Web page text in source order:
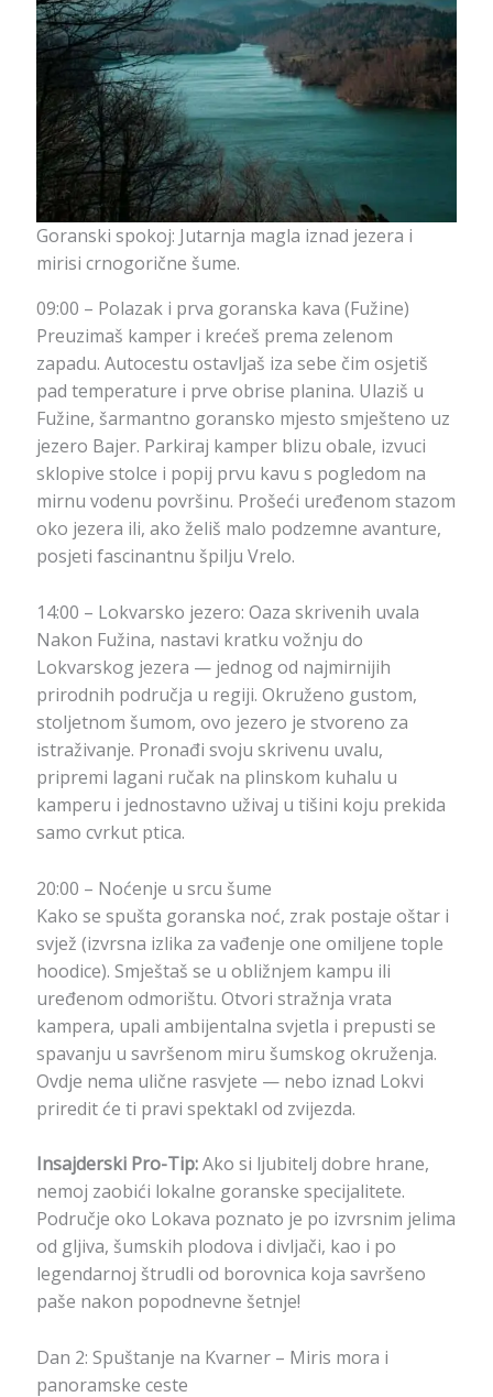
Goranski spokoj: Jutarnja magla iznad jezera i
mirisi crnogorične šume.
09:00 – Polazak i prva goranska kava (Fužine)
Preuzimaš kamper i krećeš prema zelenom
zapadu. Autocestu ostavljaš iza sebe čim osjetiš
pad temperature i prve obrise planina. Ulaziš u
Fužine, šarmantno goransko mjesto smješteno uz
jezero Bajer. Parkiraj kamper blizu obale, izvuci
sklopive stolce i popij prvu kavu s pogledom na
mirnu vodenu površinu. Prošeći uređenom stazom
oko jezera ili, ako želiš malo podzemne avanture,
posjeti fascinantnu špilju Vrelo.
14:00 – Lokvarsko jezero: Oaza skrivenih uvala
Nakon Fužina, nastavi kratku vožnju do
Lokvarskog jezera — jednog od najmirnijih
prirodnih područja u regiji. Okruženo gustom,
stoljetnom šumom, ovo jezero je stvoreno za
istraživanje. Pronađi svoju skrivenu uvalu,
pripremi lagani ručak na plinskom kuhalu u
kamperu i jednostavno uživaj u tišini koju prekida
samo cvrkut ptica.
20:00 – Noćenje u srcu šume
Kako se spušta goranska noć, zrak postaje oštar i
svjež (izvrsna izlika za vađenje one omiljene tople
hoodice). Smještaš se u obližnjem kampu ili
uređenom odmorištu. Otvori stražnja vrata
kampera, upali ambijentalna svjetla i prepusti se
spavanju u savršenom miru šumskog okruženja.
Ovdje nema ulične rasvjete — nebo iznad Lokvi
priredit će ti pravi spektakl od zvijezda.
Insajderski Pro-Tip:Ako si ljubitelj dobre hrane,
nemoj zaobići lokalne goranske specijalitete.
Područje oko Lokava poznato je po izvrsnim jelima
od gljiva, šumskih plodova i divljači, kao i po
legendarnoj štrudli od borovnica koja savršeno
paše nakon popodnevne šetnje!
Dan 2: Spuštanje na Kvarner – Miris mora i
panoramske ceste